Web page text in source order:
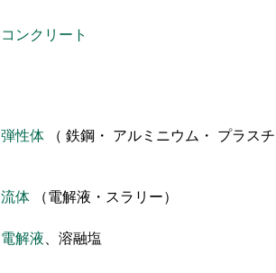
コンクリート
弾性体 （ 鉄鋼・ アルミニウム・ プラス
流体 （電解液・スラリー）
電解液、溶融塩